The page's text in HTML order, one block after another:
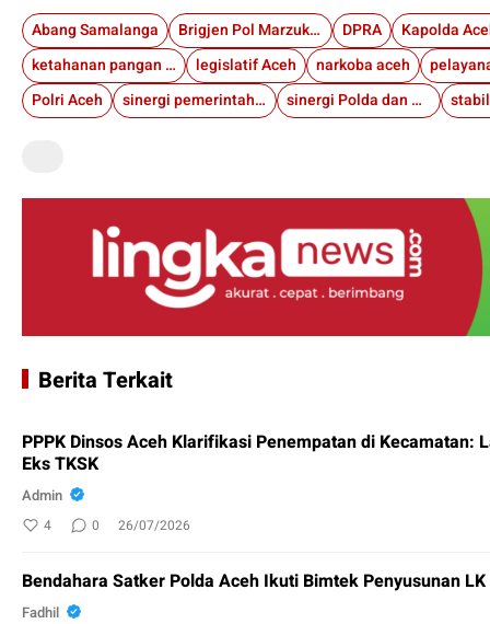
Abang Samalanga Brigjen Pol Marzuki Ali Basyah DPRA
Kapolda
ketahanan pangan Aceh
legislatif Aceh
narkoba aceh
Polri Aceh
sinergi pemerintah daerah sinergi Polda dan DPRA
Berita Terkait
PPPK Dinsos Aceh Klarifikasi Penempatan di Kecamatan:
Eks TKSK
Admin
4 0 26/07/2026
Bendahara Satker Polda Aceh Ikuti Bimtek Penyusunan LK
Fadhil